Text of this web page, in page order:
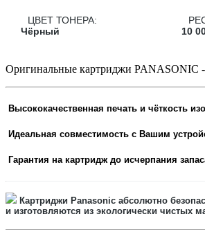
ЦВЕТ ТОНЕРА:
Чёрный
10
Оригинальные картриджи PANASONIC -
Высококачественная печать и чёткость
Идеальная совместимость с Вашим
Гарантия на картридж до исчерпания
Картриджи Panasonic абсолютно
и изготовляются из экологически чистых